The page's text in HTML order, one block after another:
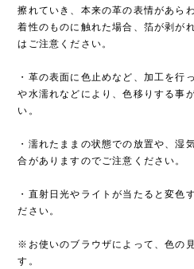
擦れていき、本来の革の表情があら
着性のものに触れた場合、箔が剥が
はご注意ください。
・革の表面に色止めなど、加工を行
や水濡れなどにより、色移りする事
い。
・濡れたままの状態での放置や、湿
合がありますのでご注意ください。
・直射日光やライトが当たると変色
ださい。
※お使いのブラウザによって、色の
す。